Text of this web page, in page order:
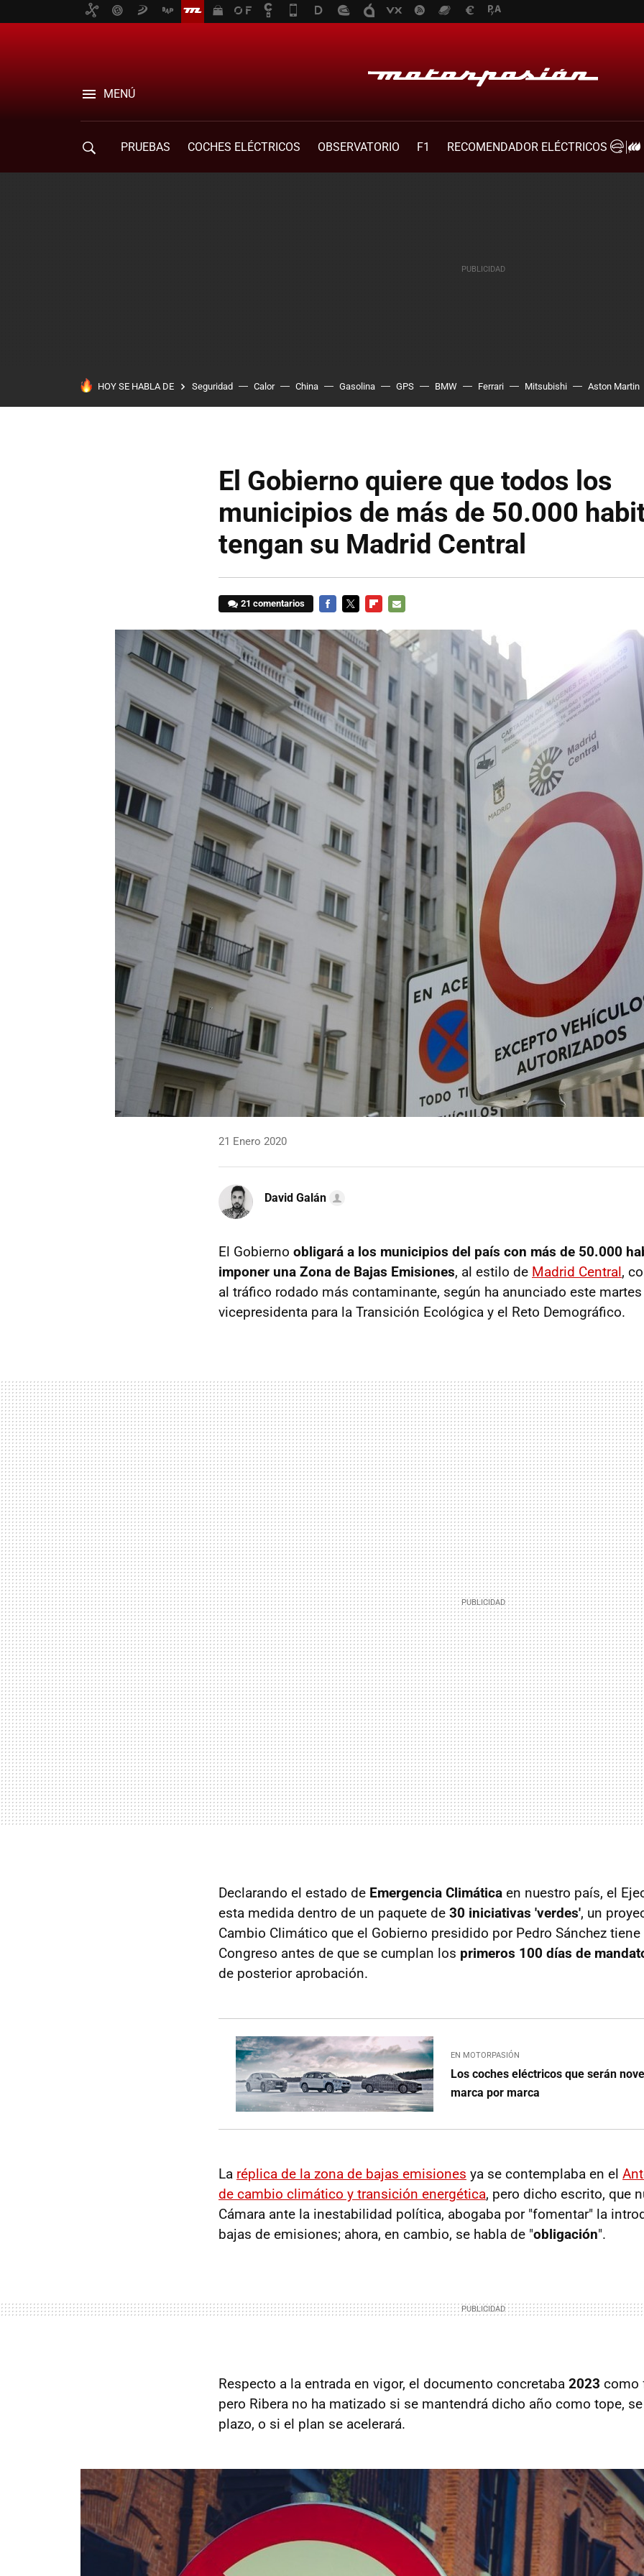
MENÚ
PRUEBAS COCHES ELÉCTRICOS OBSERVATORIO F1
RECOMENDADOR ELÉCTRICOS
HOY SE HABLA DE Seguridad Calor China Gasolina GPS BMW Ferrari Mitsubishi Aston Martin
El Gobierno quiere que todos los
municipios de más de 50.000
tengan su Madrid Central
21 comentarios
MAIL
21 Enero 2020
David Galán
El Gobierno obligará a los municipios del país con más de 50.000
imponer una Zona de Bajas Emisiones, al estilo de Madrid Central,
al tráfico rodado más contaminante, según ha anunciado este martes
vicepresidenta para la Transición Ecológica y el Reto Demográfico.
Declarando el estado de Emergencia Climática en nuestro país, el
esta medida dentro de un paquete de 30 iniciativas 'verdes', un
Cambio Climático que el Gobierno presidido por Pedro Sánchez
Congreso antes de que se cumplan los primeros 100 días de
de posterior aprobación.
EN MOTORPASIÓN
Los coches eléctricos que serán
marca por marca
La réplica de la zona de bajas emisiones ya se contemplaba en el
de cambio climático y transición energética, pero dicho escrito, que
Cámara ante la inestabilidad política, abogaba por "fomentar" la
bajas de emisiones; ahora, en cambio, se habla de "obligación".
Respecto a la entrada en vigor, el documento concretaba 2023 como
pero Ribera no ha matizado si se mantendrá dicho año como tope,
plazo, o si el plan se acelerará.